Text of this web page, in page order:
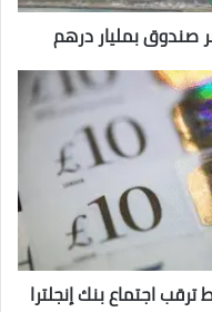
صندوق بمليار درهم
ترقب اجتماع بنك إنجلترا